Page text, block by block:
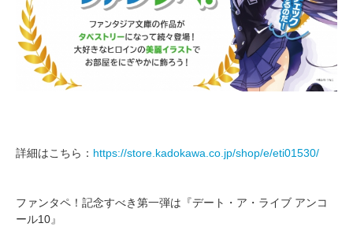
詳細はこちら： https://store.kadokawa.co.jp/shop/e/eti01530/
ファンタペ！記念すべき第一弾は『デート・ア・ライブ アンコ
ール10』